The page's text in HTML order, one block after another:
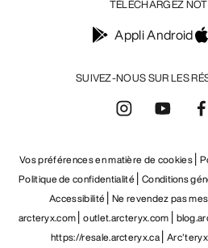
SUIVEZ-NOUS SUR LES
TÉLÉCHARGEZ
Appli Android
Vos préférences en matière de cookies
Politique de confidentialité Conditions
Accessibilité Ne revendez pas
arcteryx.com outlet.arcteryx.com
https://resale.arcteryx.ca Arc'teryx